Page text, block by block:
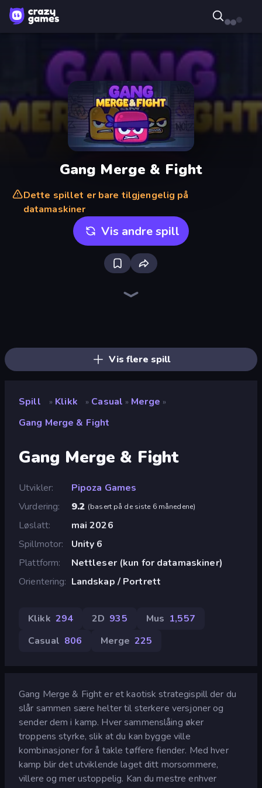
Gang Merge & Fight
Dette spillet er bare tilgjengelig på
datamaskiner
Vis andre spill
Vis flere spill
Spill » Klikk » Casual » Merge »
Gang Merge & Fight
Gang Merge & Fight
Utvikler
Pipoza Games
Vurdering
9.2 (basert på de siste 6 månedene)
Løslatt
mai 2026
Spillmotor
Unity 6
Plattform
Nettleser (kun for datamaskiner)
Orientering
Landskap / Portrett
Klikk 294 2D 935 Mus 1,557
Casual 806 Merge 225
Gang Merge & Fight er et kaotisk strategispill der du
slår sammen sære helter til sterkere versjoner og
sender dem i kamp. Hver sammenslåing øker
troppens styrke, slik at du kan bygge ville
kombinasjoner for å takle tøffere fiender. Med hver
kamp blir det utviklende laget ditt morsommere,
villere og mer ustoppelig. Kan du mestre enhver